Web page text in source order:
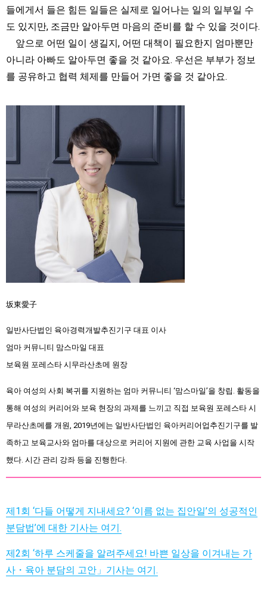
들에게서 들은 힘든 일들은 실제로 일어나는 일의 일부일 수
도 있지만, 조금만 알아두면 마음의 준비를 할 수 있을 것이다.
앞으로 어떤 일이 생길지, 어떤 대책이 필요한지 엄마뿐만
아니라 아빠도 알아두면 좋을 것 같아요. 우선은 부부가 정보
를 공유하고 협력 체제를 만들어 가면 좋을 것 같아요.
坂東愛子
일반사단법인 육아경력개발추진기구 대표 이사
엄마 커뮤니티 맘스마일 대표
보육원 포레스타 시무라산초메 원장
육아 여성의 사회 복귀를 지원하는 엄마 커뮤니티 ‘맘스마일’을 창립. 활동을
통해 여성의 커리어와 보육 현장의 과제를 느끼고 직접 보육원 포레스타 시
무라산초메를 개원, 2019년에는 일반사단법인 육아커리어업추진기구를 발
족하고 보육교사와 엄마를 대상으로 커리어 지원에 관한 교육 사업을 시작
했다. 시간 관리 강좌 등을 진행한다.
제1회 ‘다들 어떻게 지내세요? ‘이름 없는 집안일’의 성공적인
분담법’에 대한 기사는 여기.
제2회 ‘하루 스케줄을 알려주세요! 바쁜 일상을 이겨내는 가
사・육아 분담의 고안」기사는 여기.